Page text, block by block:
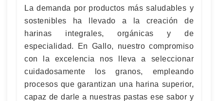
La demanda por productos más saludables y
sostenibles ha llevado a la creación de
harinas integrales, orgánicas y de
especialidad. En Gallo, nuestro compromiso
con la excelencia nos lleva a seleccionar
cuidadosamente los granos, empleando
procesos que garantizan una harina superior,
capaz de darle a nuestras pastas ese sabor y